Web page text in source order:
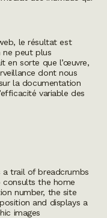
le résultat est
peut plus
en sorte que l’œuvre,
dont nous
la documentation
variable des
a trail of breadcrumbs
the home
number, the site
and displays a
images